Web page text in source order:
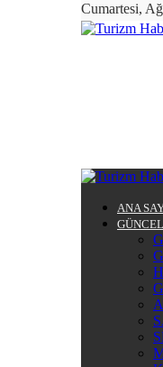
Cumartesi,
ANA
GÜNCEL